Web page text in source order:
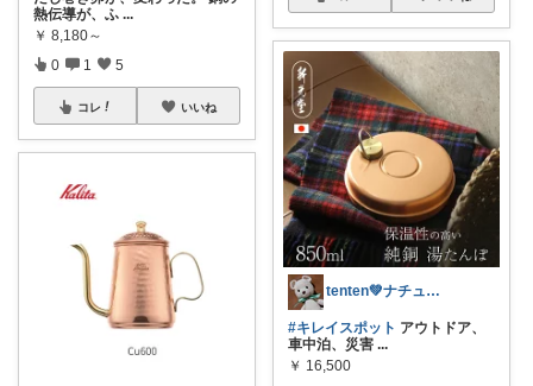
熱伝導が、ふ ...
￥ 8,180～
0 1 5
コレ いいね
tenten💚ナチュラルライフ
#キレイスポット アウトドア、
車中泊、災害 ...
￥ 16,500